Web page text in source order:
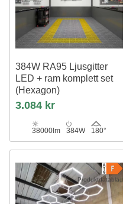
384W RA95 Ljusgitter
LED + ram komplett set
(Hexagon)
Inkl. strömanslutning
3.084 kr
38000lm 384W 180°
Produktdatablad